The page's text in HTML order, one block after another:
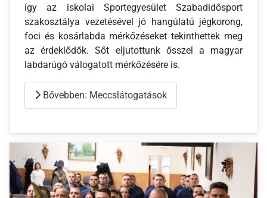
így az iskolai Sportegyesület Szabadidősport
szakosztálya vezetésével jó hangúlatú jégkorong,
foci és kosárlabda mérkőzéseket tekinthettek meg
az érdeklődők. Sőt eljutottunk ősszel a magyar
labdarúgó válogatott mérkőzésére is.
Bővebben: Meccslátogatások